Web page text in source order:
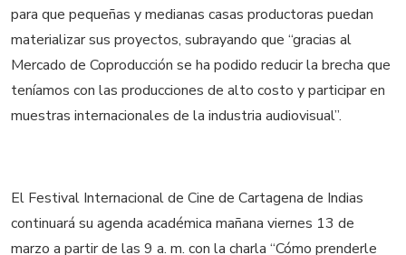
para que pequeñas y medianas casas productoras puedan
materializar sus proyectos, subrayando que “gracias al
Mercado de Coproducción se ha podido reducir la brecha que
teníamos con las producciones de alto costo y participar en
muestras internacionales de la industria audiovisual”.
El Festival Internacional de Cine de Cartagena de Indias
continuará su agenda académica mañana viernes 13 de
marzo a partir de las 9 a. m. con la charla “Cómo prenderle